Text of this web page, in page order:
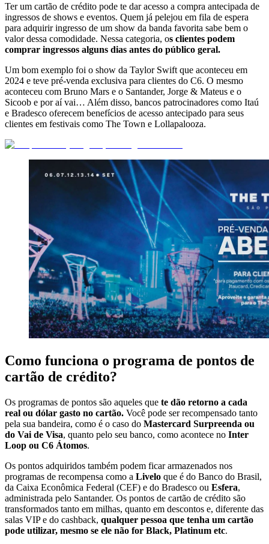
Ter um cartão de crédito pode te dar acesso a compra antecipada de
ingressos de shows e eventos. Quem já pelejou em fila de espera
para adquirir ingresso de um show da banda favorita sabe bem o
valor dessa comodidade. Nessa categoria, os clientes podem
comprar ingressos alguns dias antes do público geral.
Um bom exemplo foi o show da Taylor Swift que aconteceu em
2024 e teve pré-venda exclusiva para clientes do C6. O mesmo
aconteceu com Bruno Mars e o Santander, Jorge & Mateus e o
Sicoob e por aí vai… Além disso, bancos patrocinadores como Itaú
e Bradesco oferecem benefícios de acesso antecipado para seus
clientes em festivais como The Town e Lollapalooza.
Como funciona o programa de pontos de
cartão de crédito?
Os programas de pontos são aqueles que te dão retorno a cada
real ou dólar gasto no cartão. Você pode ser recompensado tanto
pela sua bandeira, como é o caso do Mastercard Surpreenda ou
do Vai de Visa, quanto pelo seu banco, como acontece no Inter
Loop ou C6 Átomos.
Os pontos adquiridos também podem ficar armazenados nos
programas de recompensa como a Livelo que é do Banco do Brasil,
da Caixa Econômica Federal (CEF) e do Bradesco ou Esfera,
administrada pelo Santander. Os pontos de cartão de crédito são
transformados tanto em milhas, quanto em descontos e, diferente das
salas VIP e do cashback, qualquer pessoa que tenha um cartão
pode utilizar, mesmo se ele não for Black, Platinum etc.